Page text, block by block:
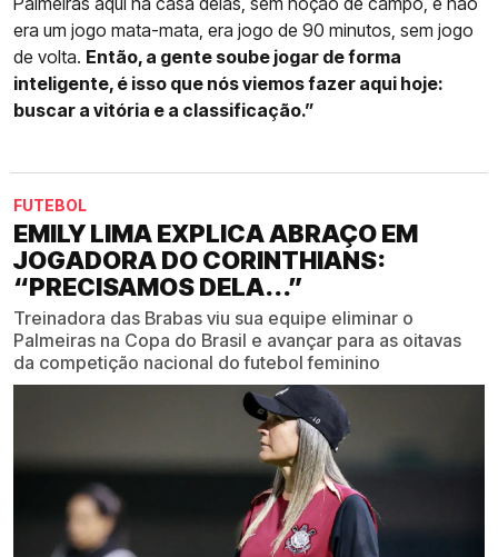
era um jogo mata-mata, era jogo de 90 minutos, sem jogo
de volta. Então, a gente soube jogar de forma
inteligente, é isso que nós viemos fazer aqui hoje:
buscar a vitória e a classificação.”
FUTEBOL
EMILY LIMA EXPLICA ABRAÇO EM
JOGADORA DO CORINTHIANS:
“PRECISAMOS DELA...”
Treinadora das Brabas viu sua equipe eliminar o
Palmeiras na Copa do Brasil e avançar para as oitavas
da competição nacional do futebol feminino